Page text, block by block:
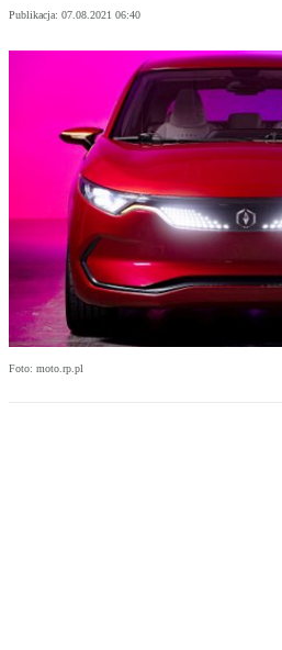
Publikacja: 07.08.2021 06:40
Foto: moto.rp.pl